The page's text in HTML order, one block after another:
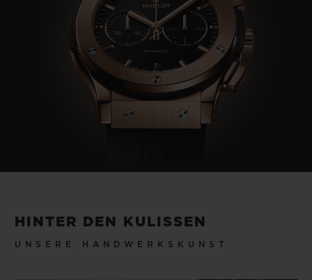
HINTER DEN KULISSEN
UNSERE HANDWERKSKUNST